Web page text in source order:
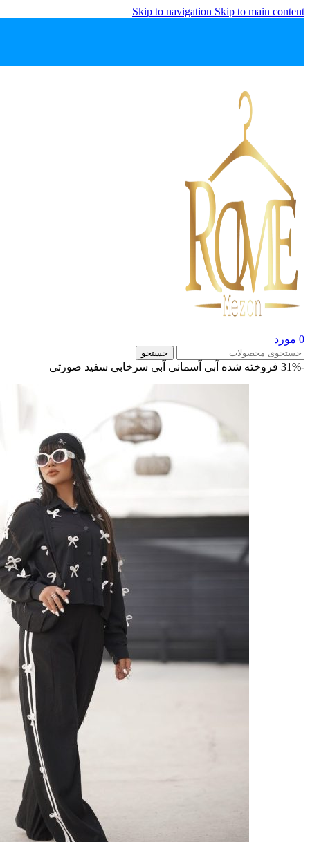
Skip to navigation Skip to main content
0 مورد
جستجو
-31% فروخته شده آبی آسمانی آبی سرخابی سفید صورتی